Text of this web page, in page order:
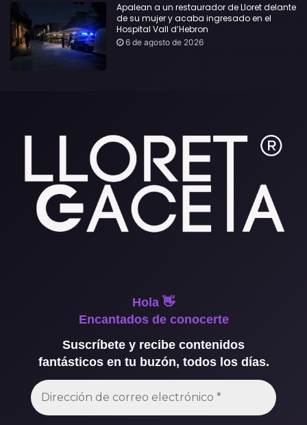
Apalean a un restaurador de Lloret delante
de su mujer y acaba ingresado en el
Hospital Vall d’Hebron
6 de agosto de 2026
Hola 👋
Encantados de conocerte
Suscríbete y recibe contenidos
fantásticos en tu buzón, todos los días.